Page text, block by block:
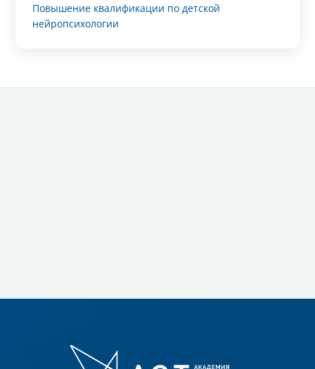
Повышение квалификации по детской
нейропсихологии